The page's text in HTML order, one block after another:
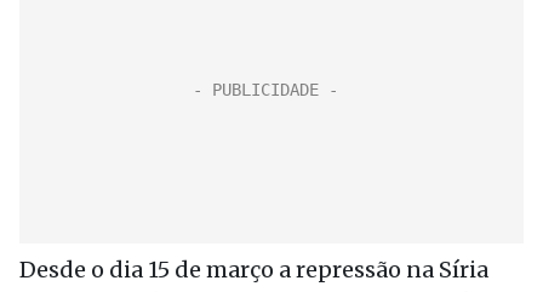
Desde o dia 15 de março a repressão na Síria